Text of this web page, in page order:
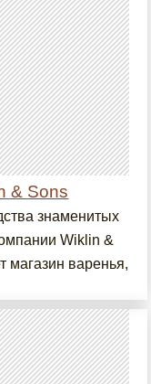
& Sons
знаменитых
Wiklin &
магазин варенья,